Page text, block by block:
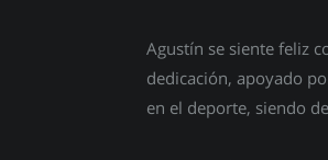
Agustín se siente feliz
dedicación, apoyado
en el deporte, siendo